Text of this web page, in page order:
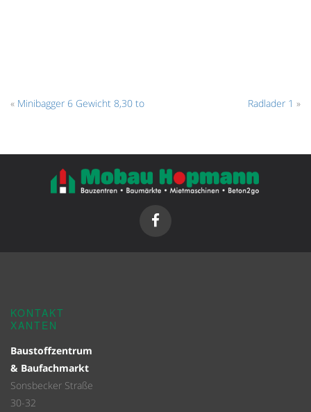
« Minibagger 6 Gewicht 8,30 to Radlader 1 »
KONTAKT
XANTEN
Baustoffzentrum
& Baufachmarkt
Sonsbecker Straße
30-32